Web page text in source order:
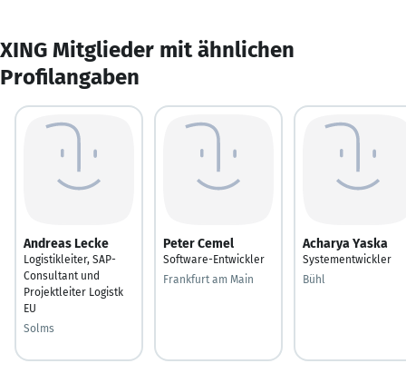
XING Mitglieder mit ähnlichen
Profilangaben
Andreas Lecke
Logistikleiter, SAP-
Consultant und
Projektleiter Logistk
EU
Solms
Peter Cemel
Software-Entwickler
Frankfurt am Main
Acharya Yaska
Systementwickler
Bühl